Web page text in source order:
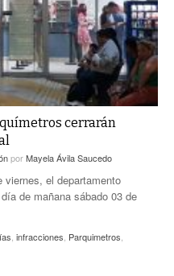
cerrarán
porMayela Ávila Saucedo
el departamento
de mañana sábado 03 de
, infracciones, Parquimetros,